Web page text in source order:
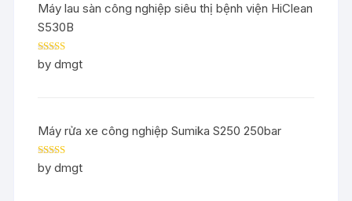
Máy lau sàn công nghiệp siêu thị bệnh viện HiClean
S530B
Rated5out
of 5
by dmgt
Máy rửa xe công nghiệp Sumika S250 250bar
Rated5out
of 5
by dmgt